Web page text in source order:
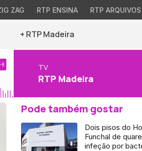
ZAG RTP ENSINA RTP ARQUIVOS
+ RTP Madeira
TV
RTP Madeira
Pode também gostar
Dois pisos do
Funchal de
infeção por